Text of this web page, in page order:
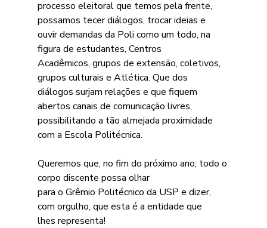
processo eleitoral que temos pela frente,
possamos tecer diálogos, trocar ideias e
ouvir demandas da Poli como um todo, na
figura de estudantes, Centros
Acadêmicos, grupos de extensão, coletivos,
grupos culturais e Atlética. Que dos
diálogos surjam relações e que fiquem
abertos canais de comunicação livres,
possibilitando a tão almejada proximidade
com a Escola Politécnica.
Queremos que, no fim do próximo ano, todo o
corpo discente possa olhar
para o Grêmio Politécnico da USP e dizer,
com orgulho, que esta é a entidade que
lhes representa!